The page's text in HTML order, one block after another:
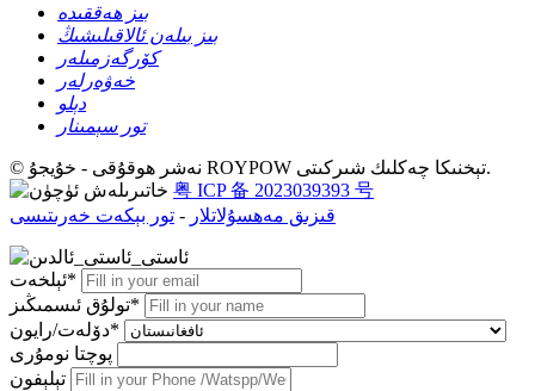
بىز ھەققىدە
بىز بىلەن ئالاقىلىشىڭ
كۆرگەزمىلەر
خەۋەرلەر
دېلو
تور سېمىنار
© نەشر ھوقۇقى - خۇيجۇ ROYPOW تېخنىكا چەكلىك شىركىتى.
粤 ICP 备 2023039393 号
قىزىق مەھسۇلاتلار - تور بېكەت خەرىتىسى
ئېلخەت*
تولۇق ئىسمىڭىز*
دۆلەت/رايون*
پوچتا نومۇرى
تېلېفون